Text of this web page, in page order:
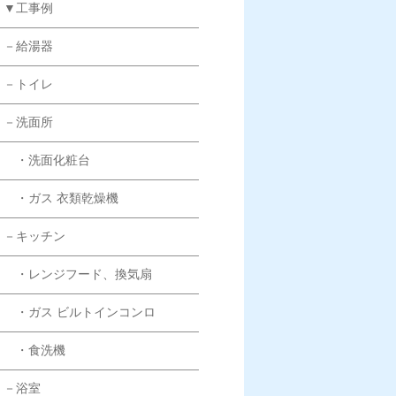
▼工事例
－給湯器
－トイレ
－洗面所
・洗面化粧台
・ガス 衣類乾燥機
－キッチン
・レンジフード、換気扇
・ガス ビルトインコンロ
・食洗機
－浴室